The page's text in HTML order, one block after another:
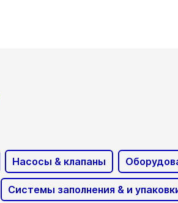
Насосы & клапаны
Системы заполнения & и